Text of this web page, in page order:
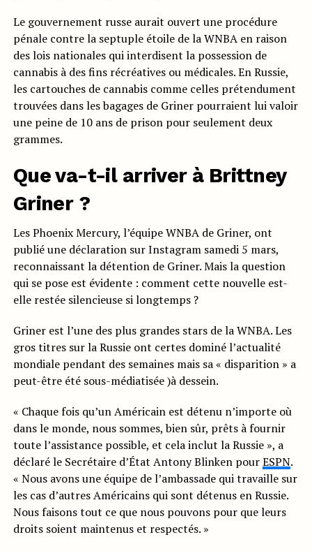
Le gouvernement russe aurait ouvert une procédure
pénale contre la septuple étoile de la WNBA en raison
des lois nationales qui interdisent la possession de
cannabis à des fins récréatives ou médicales. En Russie,
les cartouches de cannabis comme celles prétendument
trouvées dans les bagages de Griner pourraient lui valoir
une peine de 10 ans de prison pour seulement deux
grammes.
Que va-t-il arriver à Brittney
Griner ?
Les Phoenix Mercury, l’équipe WNBA de Griner, ont
publié une déclaration sur Instagram samedi 5 mars,
reconnaissant la détention de Griner. Mais la question
qui se pose est évidente : comment cette nouvelle est-
elle restée silencieuse si longtemps ?
Griner est l’une des plus grandes stars de la WNBA. Les
gros titres sur la Russie ont certes dominé l’actualité
mondiale pendant des semaines mais sa « disparition » a
peut-être été sous-médiatisée )à dessein.
« Chaque fois qu’un Américain est détenu n’importe où
dans le monde, nous sommes, bien sûr, prêts à fournir
toute l’assistance possible, et cela inclut la Russie », a
déclaré le Secrétaire d’État Antony Blinken pourESPN.
« Nous avons une équipe de l’ambassade qui travaille sur
les cas d’autres Américains qui sont détenus en Russie.
Nous faisons tout ce que nous pouvons pour que leurs
droits soient maintenus et respectés. »